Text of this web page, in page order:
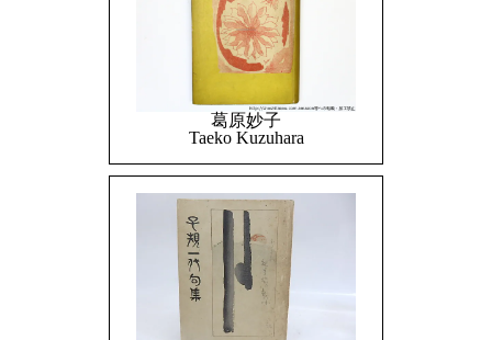
葛原妙子
Taeko Kuzuhara